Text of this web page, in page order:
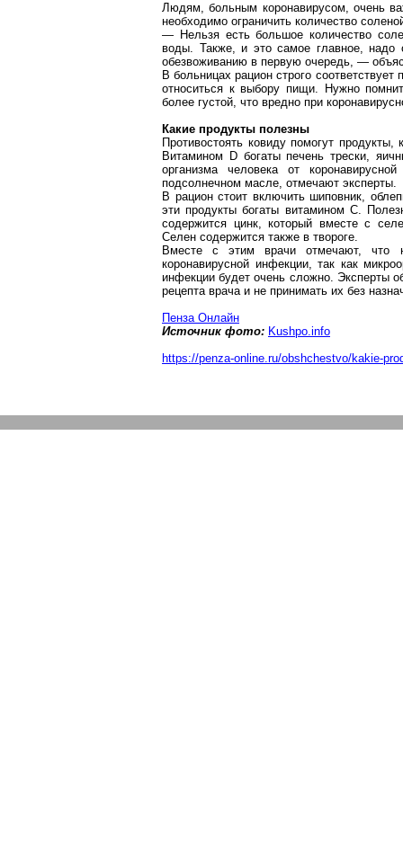
Людям, больным коронавирусом, очень
необходимо ограничить количество
— Нельзя есть большое количество
воды. Также, и это самое главное, надо
обезвоживанию в первую очередь, —
В больницах рацион строго
относиться к выбору пищи. Нужно
более густой, что вредно при
Какие продукты полезны
Противостоять ковидупомогут продукты,
Витамином D богаты печень трески,
организма человека от коронавирусной
подсолнечном масле, отмечают эксперты.
В рацион стоит включить шиповник,
эти продуктыбогаты витамином С.
содержится цинк, который вместе с
Селен содержится также в твороге.
Вместе с этим врачи отмечают, что
коронавирусной инфекции, так как
инфекции будет очень сложно. Эксперты
рецепта врача и не принимать их без
Пенза Онлайн
Источник фото: Kushpo.info
https://penza-online.ru/obshchestvo/kakie-